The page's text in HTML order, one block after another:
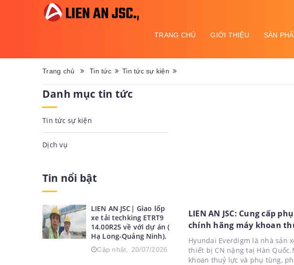
TRANG CHỦ GIỚI THIỆU SẢN
Trang chủ Tin tức Tin tức sự kiện
LIEN AN JSC: Cung cấp
chính hãng máy khoan
Hyundai Everdigm
Hyundai Everdigm là nhà sản
thiết bị CN nặng taị Hàn
khoan thuỷ lực và phụ tùng,
Danh mục tin tức
Tin tức sự kiện
Dịch vụ
Tin nổi bật
LIEN AN JSC| Giao lốp
xe tải techking ETRT9
14.00R25 về với dự án (
Hạ Long-Quảng Ninh).
Cập nhật, 20/07/2026